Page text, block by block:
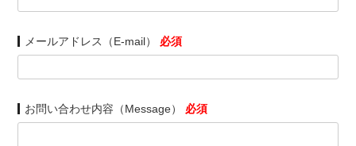
メールアドレス（E-mail） 必須
お問い合わせ内容（Message） 必須